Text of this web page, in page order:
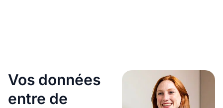
Vos données
entre de